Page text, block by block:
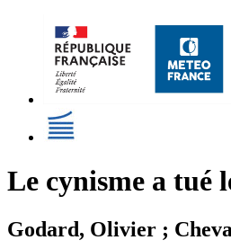
Le cynisme a tué
Godard, Olivier ;